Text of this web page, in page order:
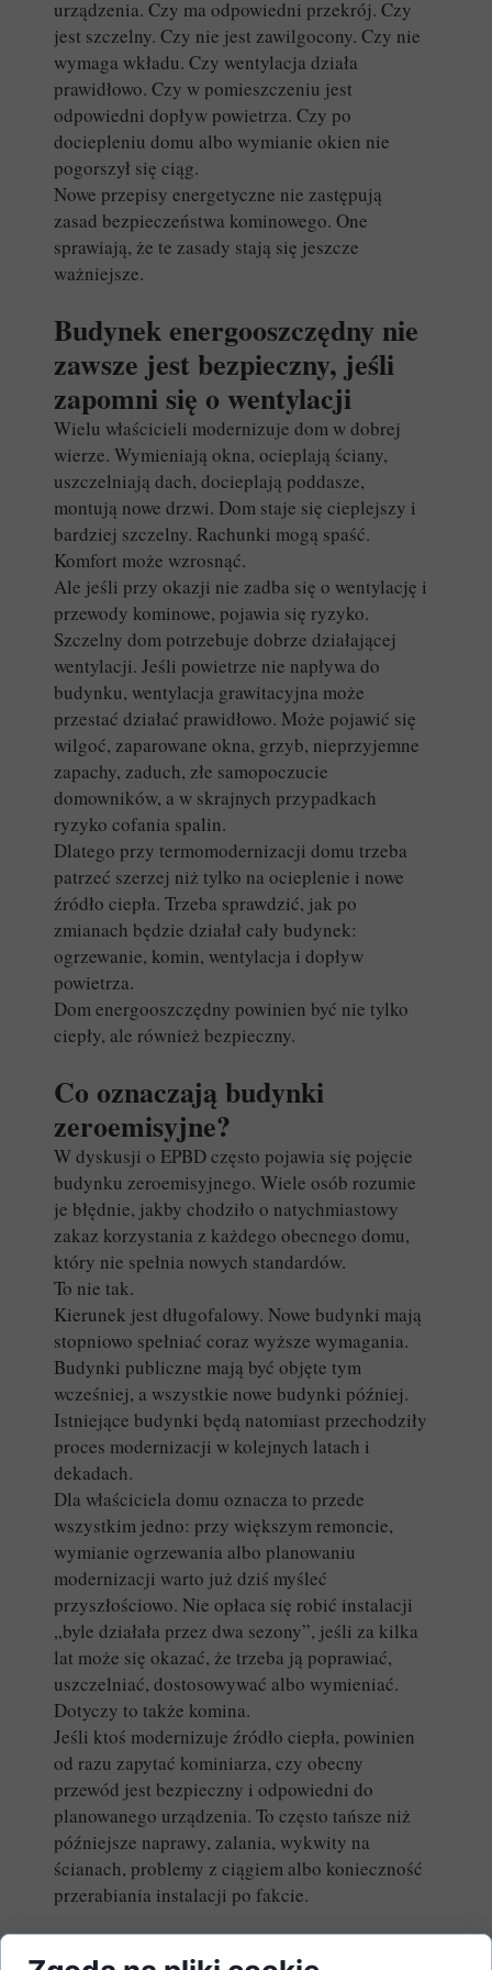
urządzenia. Czy ma odpowiedni przekrój. Czy
jest szczelny. Czy nie jest zawilgocony. Czy nie
wymaga wkładu. Czy wentylacja działa
prawidłowo. Czy w pomieszczeniu jest
odpowiedni dopływ powietrza. Czy po
dociepleniu domu albo wymianie okien nie
pogorszył się ciąg.
Nowe przepisy energetyczne nie zastępują
zasad bezpieczeństwa kominowego. One
sprawiają, że te zasady stają się jeszcze
ważniejsze.
Budynek energooszczędny nie
zawsze jest bezpieczny, jeśli
zapomni się o wentylacji
Wielu właścicieli modernizuje dom w dobrej
wierze. Wymieniają okna, ocieplają ściany,
uszczelniają dach, docieplają poddasze,
montują nowe drzwi. Dom staje się cieplejszy i
bardziej szczelny. Rachunki mogą spaść.
Komfort może wzrosnąć.
Ale jeśli przy okazji nie zadba się o wentylację i
przewody kominowe, pojawia się ryzyko.
Szczelny dom potrzebuje dobrze działającej
wentylacji. Jeśli powietrze nie napływa do
budynku, wentylacja grawitacyjna może
przestać działać prawidłowo. Może pojawić się
wilgoć, zaparowane okna, grzyb, nieprzyjemne
zapachy, zaduch, złe samopoczucie
domowników, a w skrajnych przypadkach
ryzyko cofania spalin.
Dlatego przy termomodernizacji domu trzeba
patrzeć szerzej niż tylko na ocieplenie i nowe
źródło ciepła. Trzeba sprawdzić, jak po
zmianach będzie działał cały budynek:
ogrzewanie, komin, wentylacja i dopływ
powietrza.
Dom energooszczędny powinien być nie tylko
ciepły, ale również bezpieczny.
Co oznaczają budynki
zeroemisyjne?
W dyskusji o EPBD często pojawia się pojęcie
budynku zeroemisyjnego. Wiele osób rozumie
je błędnie, jakby chodziło o natychmiastowy
zakaz korzystania z każdego obecnego domu,
który nie spełnia nowych standardów.
To nie tak.
Kierunek jest długofalowy. Nowe budynki mają
stopniowo spełniać coraz wyższe wymagania.
Budynki publiczne mają być objęte tym
wcześniej, a wszystkie nowe budynki później.
Istniejące budynki będą natomiast przechodziły
proces modernizacji w kolejnych latach i
dekadach.
Dla właściciela domu oznacza to przede
wszystkim jedno: przy większym remoncie,
wymianie ogrzewania albo planowaniu
modernizacji warto już dziś myśleć
przyszłościowo. Nie opłaca się robić instalacji
„byle działała przez dwa sezony”, jeśli za kilka
lat może się okazać, że trzeba ją poprawiać,
uszczelniać, dostosowywać albo wymieniać.
Dotyczy to także komina.
Jeśli ktoś modernizuje źródło ciepła, powinien
od razu zapytać kominiarza, czy obecny
przewód jest bezpieczny i odpowiedni do
planowanego urządzenia. To często tańsze niż
późniejsze naprawy, zalania, wykwity na
ścianach, problemy z ciągiem albo konieczność
przerabiania instalacji po fakcie.
Polski obowiązek kontroli